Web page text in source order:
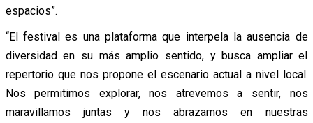
espacios”.
“El festival es una plataforma que interpela la ausencia de
diversidad en su más amplio sentido, y busca ampliar el
repertorio que nos propone el escenario actual a nivel local.
Nos permitimos explorar, nos atrevemos a sentir, nos
maravillamos juntas y nos abrazamos en nuestras